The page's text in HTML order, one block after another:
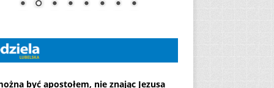
być apostołem, nie znając Jezusa